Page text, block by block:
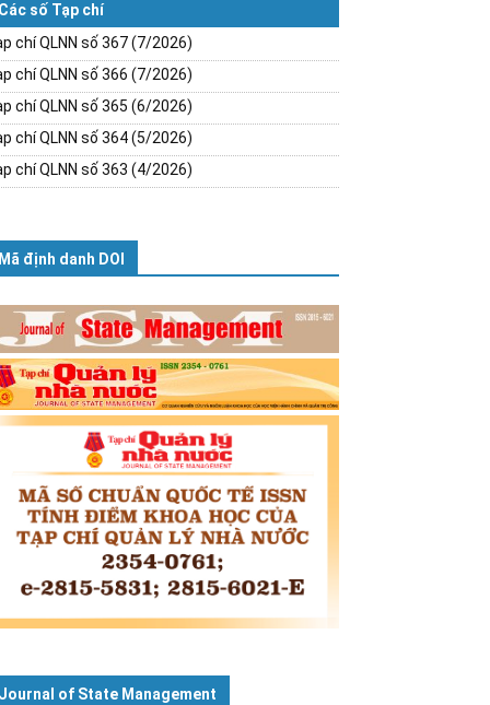
Các số Tạp chí
chí QLNN số 367 (7/2026)
chí QLNN số 366 (7/2026)
chí QLNN số 365 (6/2026)
chí QLNN số 364 (5/2026)
chí QLNN số 363 (4/2026)
Mã định danh DOI
Journal of State Management